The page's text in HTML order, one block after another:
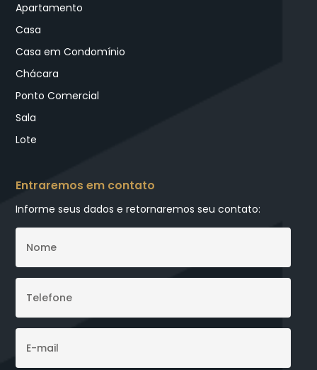
Apartamento
Casa
Casa em Condomínio
Chácara
Ponto Comercial
Sala
Lote
Entraremos em contato
Informe seus dados e retornaremos seu contato: